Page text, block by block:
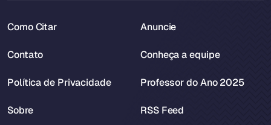
Como Citar
Contato
Política de Privacidade
Sobre
Anuncie
Conheça a equipe
Professor do Ano 2025
RSS Feed